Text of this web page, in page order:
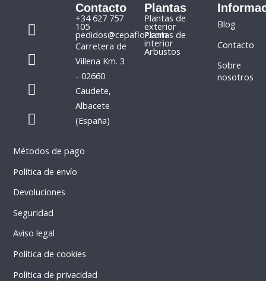
F
a
c
e
b
o
o
k
I
n
s
t
a
g
r
a
P
h
o
n
-
a
l
t
W
h
a
t
a
p
p
Contacto
+34 627 757
105
pedidos@cepaflor.com
Carretera de
Villena Km. 3
- 02660
Caudete,
Albacete
(España)
Plantas
Plantas de
exterior
Plantas de
interior
Arbustos
Blog
Contacto
Sobre
nosotros
Métodos de pago
Política de envío
Devoluciones
Seguridad
Aviso legal
Política de cookies
Política de privacidad